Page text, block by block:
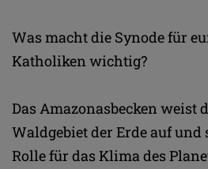
Was macht die Synode für
Katholiken wichtig?
Das Amazonasbecken weist
Waldgebiet der Erde auf
Rolle für das Klima des